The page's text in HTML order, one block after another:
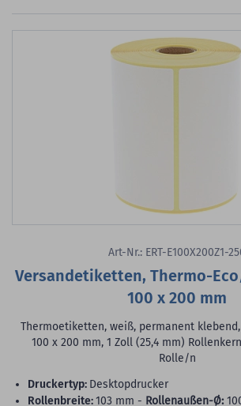
Art-Nr.: ERT-E100X200Z1-
Versandetiketten, Thermo-
100 x 200 mm
Thermoetiketten, weiß, permanent
100 x 200 mm, 1 Zoll (25,4 mm)
Rolle/n
Druckertyp: Desktopdrucker
Rollenbreite:103 mm - Rollenaußen-Ø: